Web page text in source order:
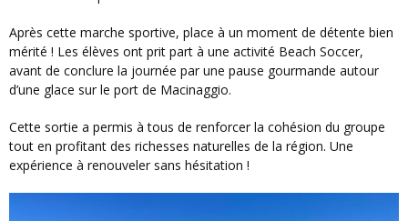
Après cette marche sportive, place à un moment de détente bien
mérité ! Les élèves ont prit part à une activité Beach Soccer,
avant de conclure la journée par une pause gourmande autour
d’une glace sur le port de Macinaggio.
Cette sortie a permis à tous de renforcer la cohésion du groupe
tout en profitant des richesses naturelles de la région. Une
expérience à renouveler sans hésitation !